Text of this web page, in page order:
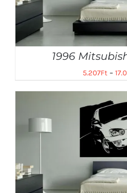
1996
5.207Ft–